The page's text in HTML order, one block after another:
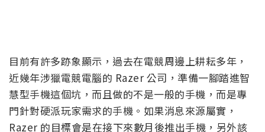
目前有許多跡象顯示，過去在電競周邊上耕耘多年，
近幾年涉獵電競電腦的 Razer 公司，準備一腳踏進智
慧型手機這個坑，而且做的不是一般的手機，而是專
門針對硬派玩家需求的手機。如果消息來源屬實，
Razer 的目標會是在接下來數月後推出手機，另外該